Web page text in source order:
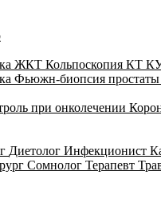
ЖКТ Кольпоскопия КТ
Фьюжн-биопсия простаты
при онколечении
Диетолог Инфекционист
Сомнолог Терапевт